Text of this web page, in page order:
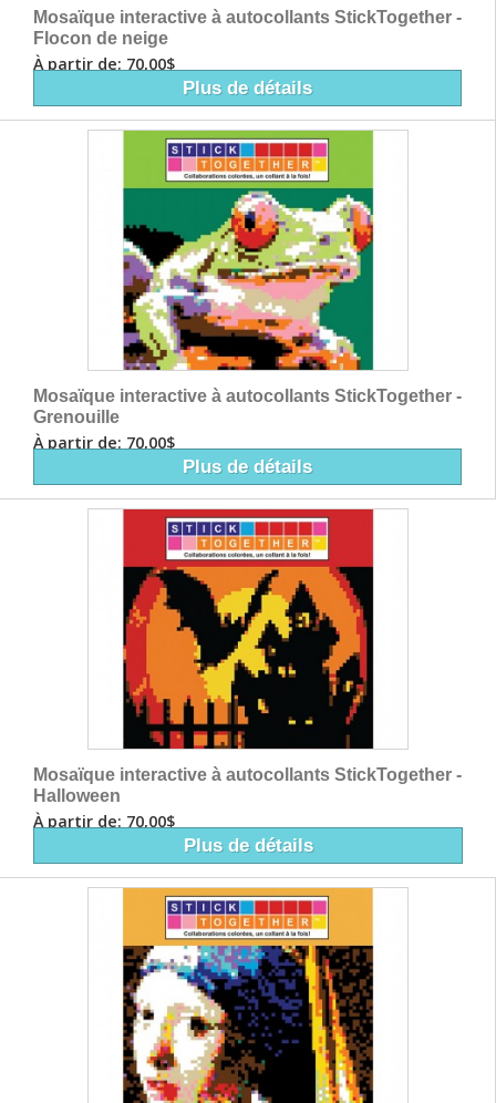
Mosaïque interactive à autocollants StickTogether -
Flocon de neige
À partir de: 70,00$
Plus de détails
Mosaïque interactive à autocollants StickTogether -
Grenouille
À partir de: 70,00$
Plus de détails
Mosaïque interactive à autocollants StickTogether -
Halloween
À partir de: 70,00$
Plus de détails